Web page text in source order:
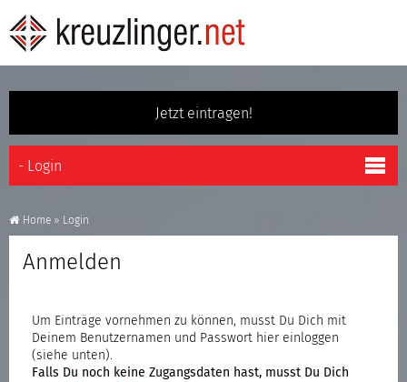
Jetzt eintragen!
Home » Login
Anmelden
Um Einträge vornehmen zu können, musst Du Dich mit
Deinem Benutzernamen und Passwort hier einloggen
(siehe unten).
Falls Du noch keine Zugangsdaten hast, musst Du Dich